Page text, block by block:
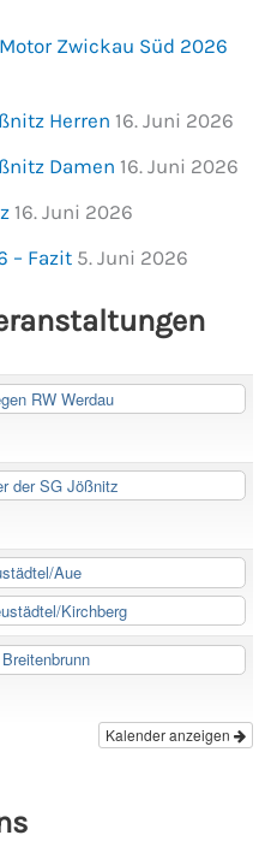
Zwickau Süd 2026
Herren 16. Juni 2026
Damen 16. Juni 2026
16. Juni 2026
– Fazit 5. Juni 2026
RW Werdau
der SG Jößnitz
Aue
Kirchberg
Kalender anzeigen